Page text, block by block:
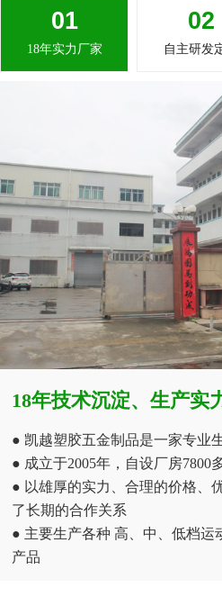
01
18年实力厂家
02
自主研发
18年技术沉淀、生产实
● 凯越塑胶五金制品是一家专业
● 成立于2005年，自设厂房7800
● 以雄厚的实力、合理的价格、
了长期的合作关系
● 主要生产各种 高、中、低档运
产品